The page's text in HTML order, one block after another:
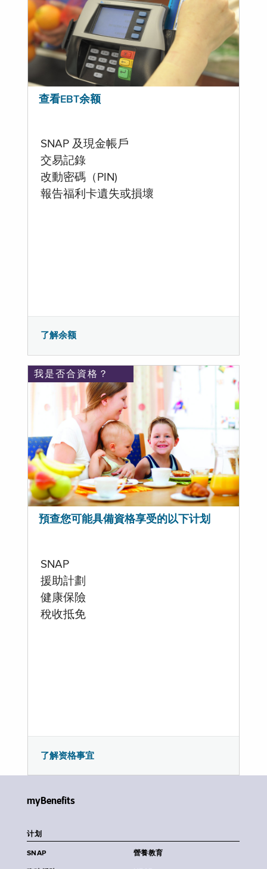
查看EBT余额
SNAP 及現金帳戶
交易記錄
改動密碼（PIN)
報告福利卡遺失或損壞
了解余额
我是否合資格？
預查您可能具備資格享受的以下计划
SNAP
援助計劃
健康保險
稅收抵免
了解资格事宜
myBenefits
计划
SNAP 營養教育